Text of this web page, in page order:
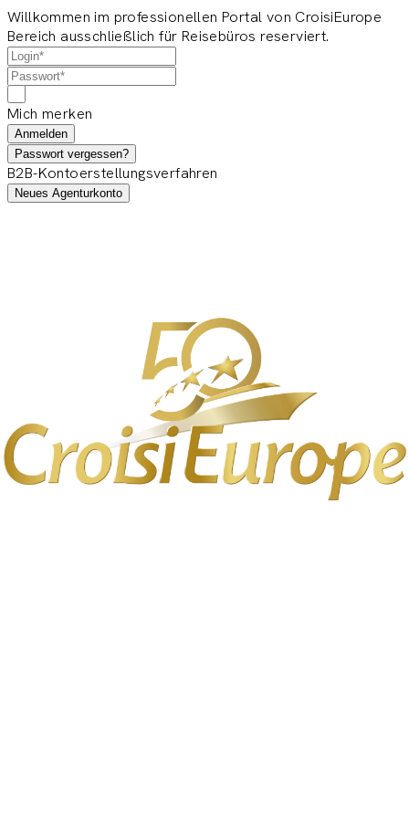
Willkommen im professionellen Portal von CroisiEurope
Bereich ausschließlich für Reisebüros reserviert.
Mich merken
Anmelden
Passwort vergessen?
B2B-Kontoerstellungsverfahren
Neues Agenturkonto